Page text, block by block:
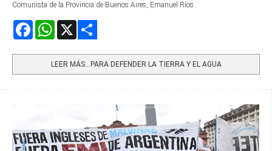
Comunista de la Provincia de Buenos Aires, Emanuel Ríos.
FacebookWhatsApp
LEER MÁS…PARA DEFENDER LA TIERRA Y EL AGUA